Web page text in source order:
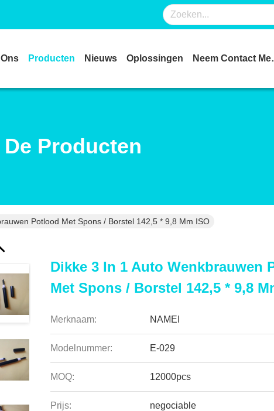
Producten Nieuws Oplossingen
Producten
Potlood Met Spons / Borstel 142,5 * 9,8 Mm ISO
Dikke 3 In 1 Auto Wenkbrauwen
Met Spons / Borstel 142,5 * 9,8
Merknaam: NAMEI
Modelnummer: E-029
MOQ: 12000pcs
Prijs: negociable